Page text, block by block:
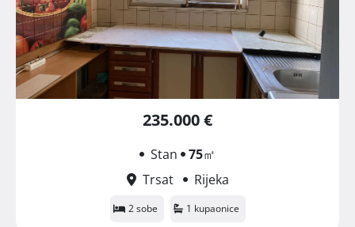
235.000 €
Stan 75㎡
Trsat
Rijeka
2 sobe 1 kupaonice